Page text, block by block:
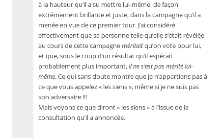
à la hauteur qu’il a su mettre lui-même, de façon
extrêmement brillante et juste, dans la campagne qu’il a
menée en vue de ce premier tour. J’ai considéré
effectivement que sa personne telle qu’elle s’était révélée
au cours de cette campagneméritaitqu’on vote pour lui,
et que, sous le coup d’un résultat qu’il espérait
probablement plus important,il ne s’est pas mérité lui-
même. Ce qui sans doute montre que je n’appartiens pas à
ce que vous appelez « les siens », même si je ne suis pas
son adversaire !!!
Mais voyons ce que diront « les siens » à l’issue de la
consultation qu’il a annoncée.